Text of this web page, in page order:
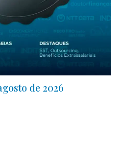
de 2026